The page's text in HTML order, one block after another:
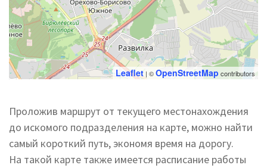
Leaflet | ©OpenStreetMap contributors
Проложив маршрут от текущего местонахождения
до искомого подразделения на карте, можно найти
самый короткий путь, экономя время на дорогу.
На такой карте также имеется расписание работы